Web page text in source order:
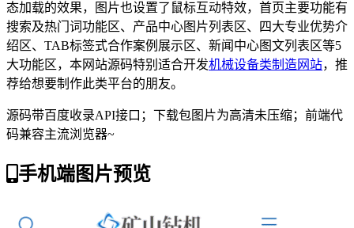
态加载的效果，图片也设置了鼠标互动特效，首页主要功能有
搜索及热门词功能区、产品中心图片列表区、四大专业优势介
绍区、TAB标签式合作案例展示区、新闻中心图文列表区等5
大功能区，本网站源码特别适合开发机械设备类制造网站，推
荐给想要制作此类平台的朋友。
源码带百度收录API接口；下载包图片为高清未压缩；前端代
码兼容主流浏览器~
手机端图片预览